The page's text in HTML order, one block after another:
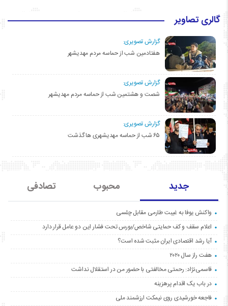
گالری تصاویر
گزارش تصویری:
هفتادمین شب از حماسه مردم مهدیشهر
گزارش تصویری:
شصت و هشتمین شب از حماسه مردم مهدیشهر
گزارش تصویری:
۶۵ شب از حماسه مهدیشهری ها گذشت
جدید محبوب تصادفی
واکنش یوفا به غیبت طارمی مقابل چلسی
اعلام سقف و کف حمایتی شاخص/بورس تحت فشار این دو عامل قرار دارد
آیا رشد اقتصادی ایران مثبت شده است؟
هفت راز سال ۲۰۲۰
قاسمی‌نژاد: رحمتی مخالفتی با حضور من در استقلال نداشت
در باب یک اقدام پرهزینه
فاجعه خورشیدی روی نیمکت ارزشمند ملی